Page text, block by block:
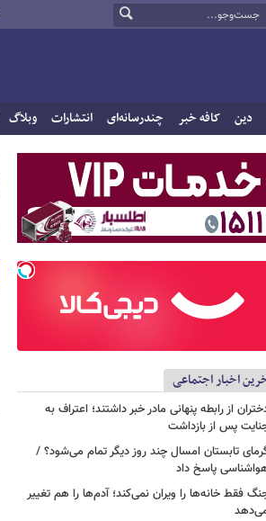
دین کافه خبر چندرسانه‌ای انتشارات وبلاگ
اخبار اجتماعی
از رابطه پنهانی مادر خبر داشتند؛ اعتراف به
پس از بازداشت
تابستان امسال چند روز دیگر تمام می‌شود؟ /
پاسخ داد
فقط خانه‌ها را ویران نمی‌کند؛ آدم‌ها را هم تغییر